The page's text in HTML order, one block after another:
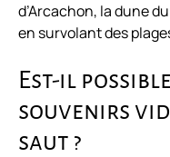
d’Arcachon, la dune
en survolant des
Est-il
souvenirs
saut ?